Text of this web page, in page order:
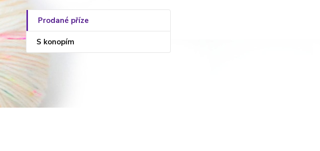
Prodané příze
S konopím